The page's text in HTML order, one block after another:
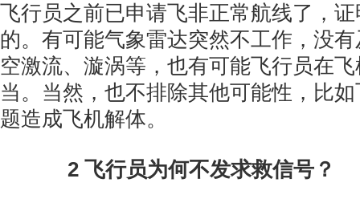
飞行员之前已申请飞非正常航线了，
的。有可能气象雷达突然不工作，没
空激流、漩涡等，也有可能飞行员在
当。当然，也不排除其他可能性，比
题造成飞机解体。
2 飞行员为何不发求救信号？